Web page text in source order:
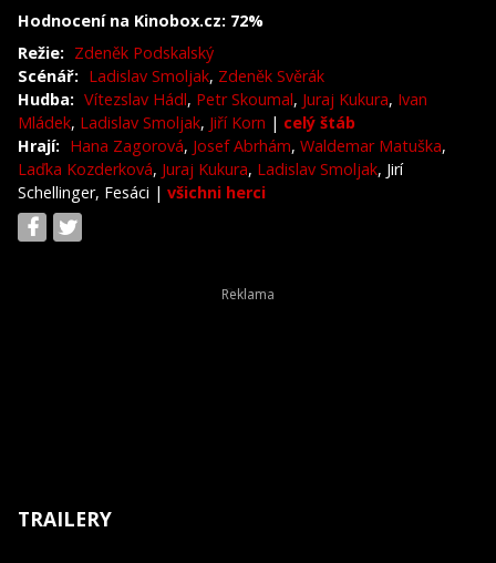
Hodnocení na Kinobox.cz: 72%
Režie: Zdeněk Podskalský
Scénář: Ladislav Smoljak, Zdeněk Svěrák
Hudba: Vítezslav Hádl, Petr Skoumal, Juraj Kukura, Ivan
Mládek, Ladislav Smoljak, Jiří Korn | celý štáb
Hrají: Hana Zagorová, Josef Abrhám, Waldemar Matuška,
Laďka Kozderková, Juraj Kukura, Ladislav Smoljak, Jirí
Schellinger, Fesáci | všichni herci
TRAILERY